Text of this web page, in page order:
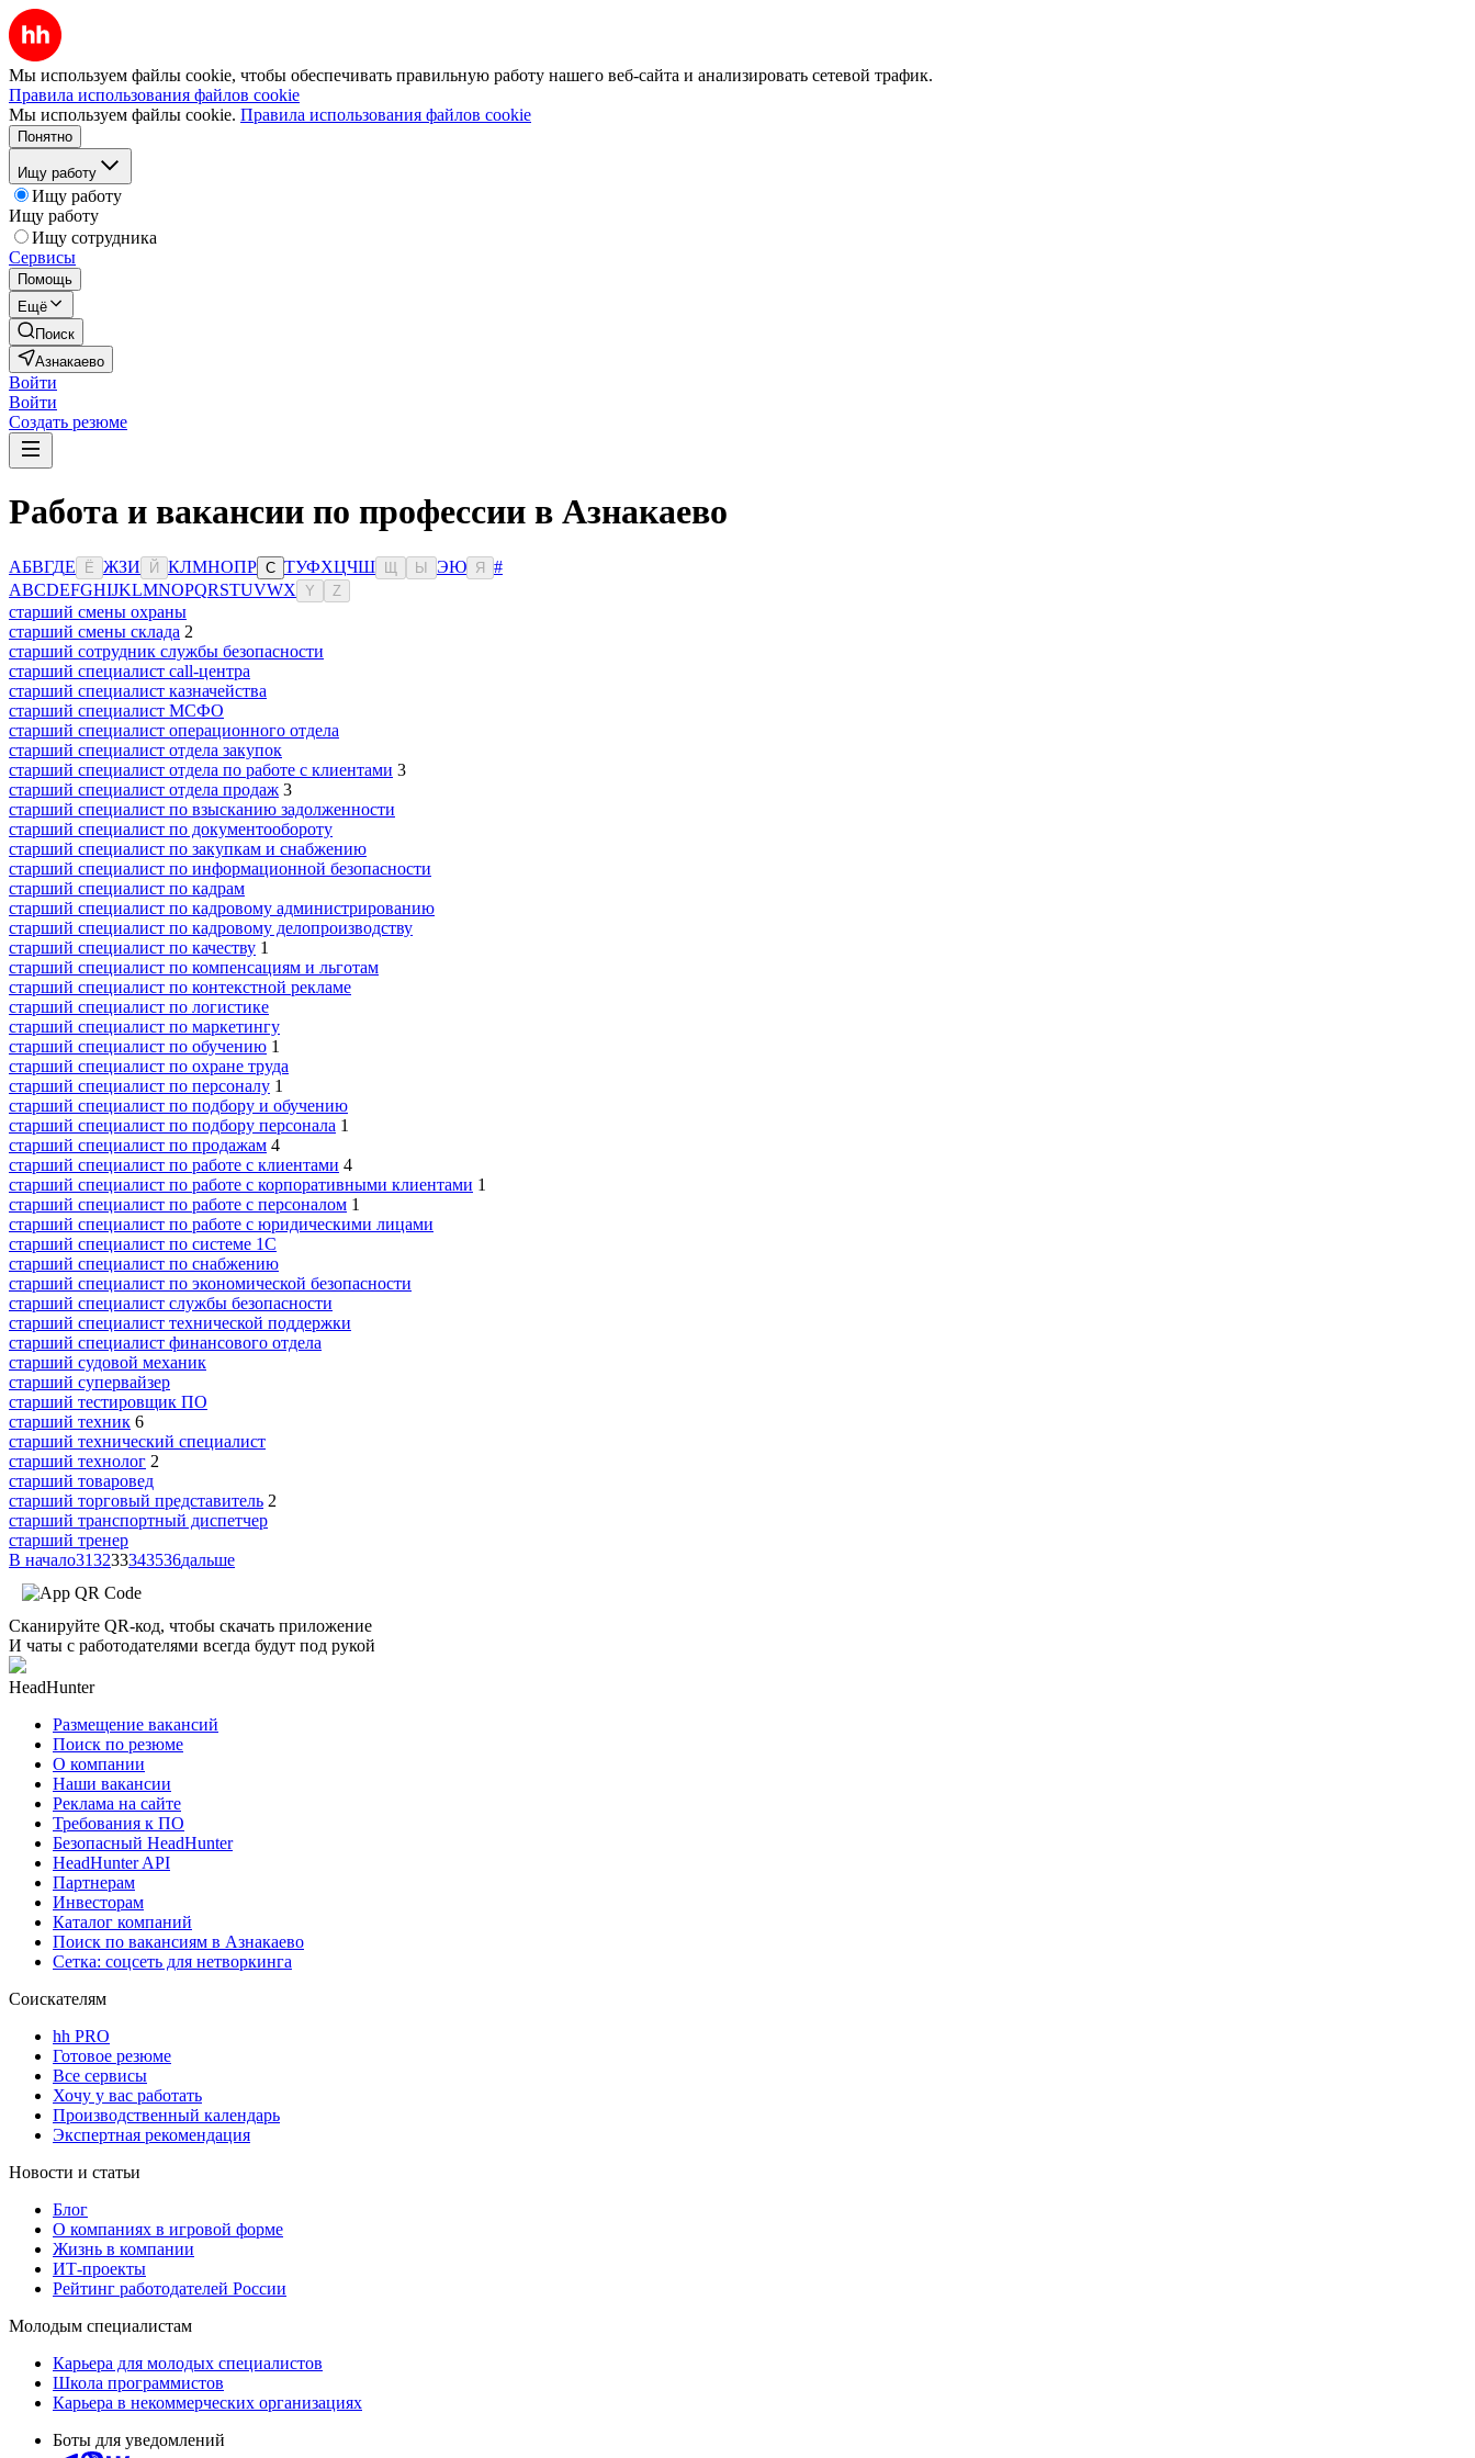
Мы используем файлы cookie, чтобы обеспечивать правильную работу нашего веб-сайта и анализировать сетевой трафик.
Правила использования файлов cookie
Мы используем файлы cookie. Правила использования файлов cookie
Понятно
Ищу работу
Ищу работу
Ищу работу
Ищу сотрудника
Сервисы
Помощь
Ещё
Поиск
Азнакаево
Войти
Войти
Создать резюме
Работа и вакансии по профессии в Азнакаево
АБВГДЕ Ё ЖЗИ Й КЛМНОПР С ТУФХЦЧШ Ы ЭЮ Я
#
ABCDEFGHIJKLMNOPQRSTUVWX Y Z
старший смены охраны
старший смены склада 2
старший сотрудник службы безопасности
старший специалист call-центра
старший специалист казначейства
старший специалист МСФО
старший специалист операционного отдела
старший специалист отдела закупок
старший специалист отдела по работе с клиентами 3
старший специалист отдела продаж 3
старший специалист по взысканию задолженности
старший специалист по документообороту
старший специалист по закупкам и снабжению
старший специалист по информационной безопасности
старший специалист по кадрам
старший специалист по кадровому администрированию
старший специалист по кадровому делопроизводству
старший специалист по качеству 1
старший специалист по компенсациям и льготам
старший специалист по контекстной рекламе
старший специалист по логистике
старший специалист по маркетингу
старший специалист по обучению 1
старший специалист по охране труда
старший специалист по персоналу 1
старший специалист по подбору и обучению
старший специалист по подбору персонала 1
старший специалист по продажам 4
старший специалист по работе с клиентами 4
старший специалист по работе с корпоративными клиентами 1
старший специалист по работе с персоналом 1
старший специалист по работе с юридическими лицами
старший специалист по системе 1С
старший специалист по снабжению
старший специалист по экономической безопасности
старший специалист службы безопасности
старший специалист технической поддержки
старший специалист финансового отдела
старший судовой механик
старший супервайзер
старший тестировщик ПО
старший техник 6
старший технический специалист
старший технолог 2
старший товаровед
старший торговый представитель 2
старший транспортный диспетчер
старший тренер
В начало313233343536дальше
Сканируйте QR-код, чтобы скачать приложение
И чаты с работодателями всегда будут под рукой
HeadHunter
Размещение вакансий
Поиск по резюме
О компании
Наши вакансии
Реклама на сайте
Требования к ПО
Безопасный HeadHunter
HeadHunter API
Партнерам
Инвесторам
Каталог компаний
Поиск по вакансиям в Азнакаево
Сетка: соцсеть для нетворкинга
Соискателям
hh PRO
Готовое резюме
Все сервисы
Хочу у вас работать
Производственный календарь
Экспертная рекомендация
Новости и статьи
Блог
О компаниях в игровой форме
Жизнь в компании
ИТ-проекты
Рейтинг работодателей России
Молодым специалистам
Карьера для молодых специалистов
Школа программистов
Карьера в некоммерческих организациях
Боты для уведомлений